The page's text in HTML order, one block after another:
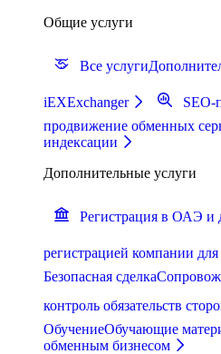
Общие услуги
Все услуги
iEXExchanger SEO-
продвижение обменных
индексации
Дополнительные услуги
Регистрация в ОАЭ и
регистрацией компании
Безопасная сделка
контроль обязательств
ОбучениеОбучающие
обменным бизнесом